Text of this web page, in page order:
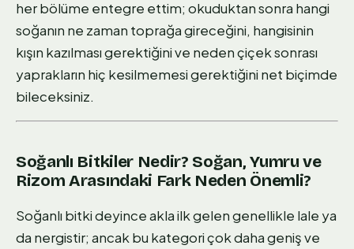
her bölüme entegre ettim; okuduktan sonra hangi
soğanın ne zaman toprağa gireceğini, hangisinin
kışın kazılması gerektiğini ve neden çiçek sonrası
yaprakların hiç kesilmemesi gerektiğini net biçimde
bileceksiniz.
Soğanlı Bitkiler Nedir? Soğan, Yumru ve
Rizom Arasındaki Fark Neden Önemli?
Soğanlı bitki deyince akla ilk gelen genellikle lale ya
da nergistir; ancak bu kategori çok daha geniş ve